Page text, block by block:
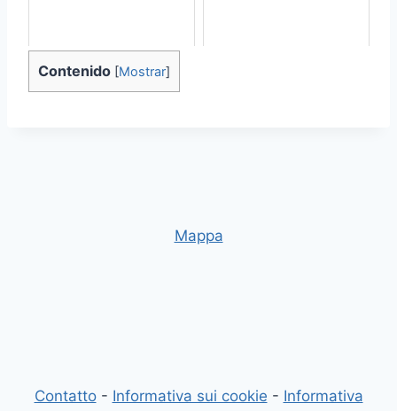
Contenido [Mostrar]
Mappa
Contatto- Informativa sui cookie - Informativa